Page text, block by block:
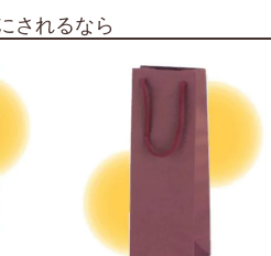
されるなら